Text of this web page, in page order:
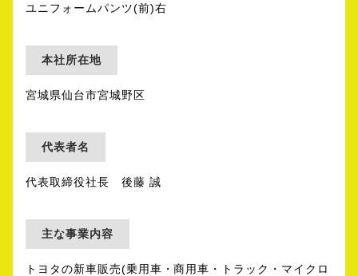
ユニフォームパンツ(前)右
本社所在地
宮城県仙台市宮城野区
代表者名
代表取締役社長 後藤 誠
主な事業内容
トヨタの新車販売(乗用車・商用車・トラック・マイクロ